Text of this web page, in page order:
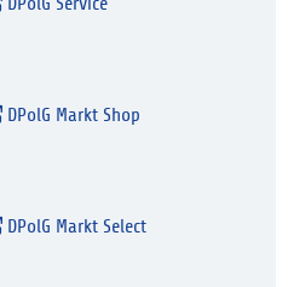
DPolG Markt Shop
DPolG Markt Select